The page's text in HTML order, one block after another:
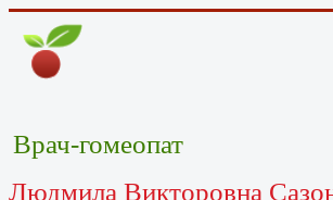
Врач-гомеопат
Людмила Викторовна